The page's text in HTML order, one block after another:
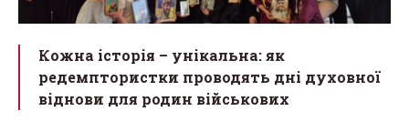
Кожна історія – унікальна: як
редемптористки проводять дні духовної
віднови для родин військових